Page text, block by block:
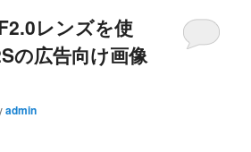
レンズを使
の広告向け画像
admin